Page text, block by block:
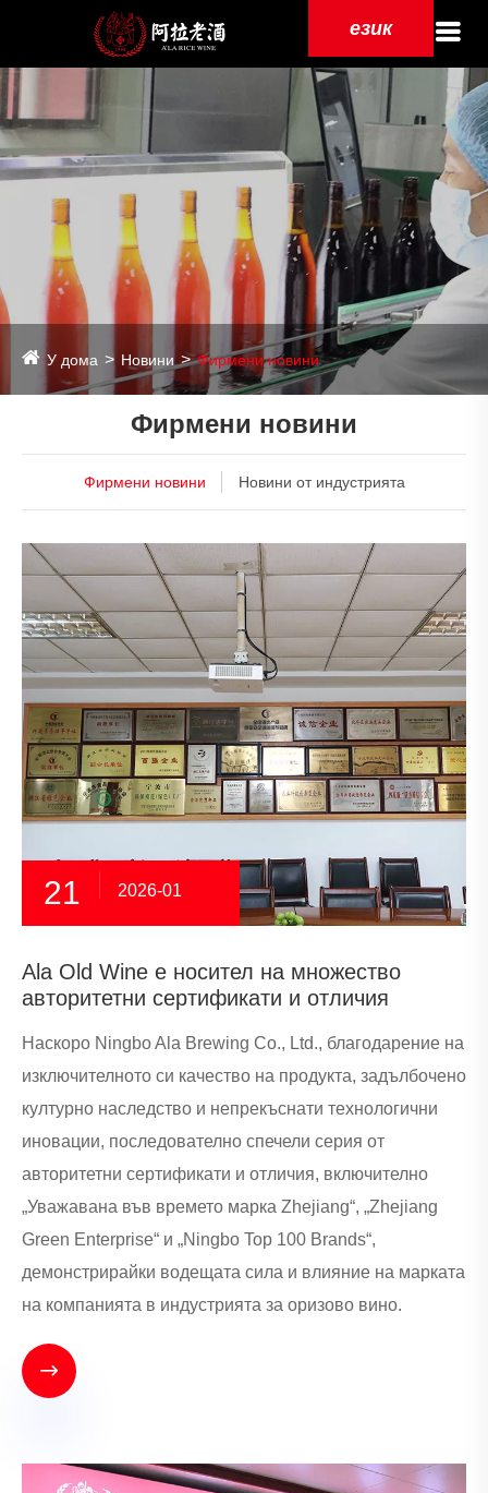
език
У дома Новини Фирмени новини
Фирмени новини
Фирмени новини Новини от индустрията
21 2026-01
Ala Old Wine е носител на множество
авторитетни сертификати и отличия
Наскоро Ningbo Ala Brewing Co., Ltd., благодарение на
изключителното си качество на продукта, задълбочено
културно наследство и непрекъснати технологични
иновации, последователно спечели серия от
авторитетни сертификати и отличия, включително
„Уважавана във времето марка Zhejiang“, „Zhejiang
Green Enterprise“ и „Ningbo Top 100 Brands“,
демонстрирайки водещата сила и влияние на марката
на компанията в индустрията за оризово вино.
